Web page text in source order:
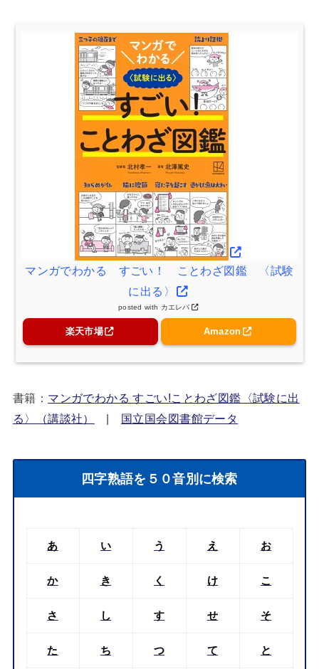
マンガでわかる すごい！ ことわざ図鑑 〈試験
に出る〉
posted with カエレバ
楽天市場 Amazon
書籍： マンガでわかる すごい!ことわざ図鑑〈試験に出
る〉（講談社）
国立国会図書館データ
四字熟語を５０音別に検索
あ い う え お
か き く け こ
さ し す せ そ
た ち つ て と